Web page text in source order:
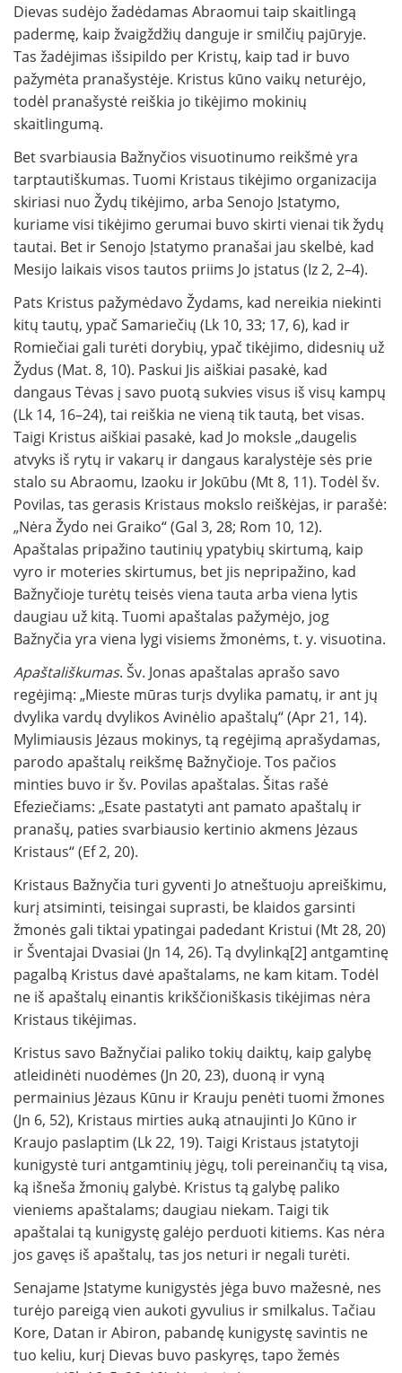
Dievas sudėjo žadėdamas Abraomui taip skaitlingą
padermę, kaip žvaigždžių danguje ir smilčių pajūryje.
Tas žadėjimas išsipildo per Kristų, kaip tad ir buvo
pažymėta pranašystėje. Kristus kūno vaikų neturėjo,
todėl pranašystė reiškia jo tikėjimo mokinių
skaitlingumą.
Bet svarbiausia Bažnyčios visuotinumo reikšmė yra
tarptautiškumas. Tuomi Kristaus tikėjimo organizacija
skiriasi nuo Žydų tikėjimo, arba Senojo Įstatymo,
kuriame visi tikėjimo gerumai buvo skirti vienai tik žydų
tautai. Bet ir Senojo Įstatymo pranašai jau skelbė, kad
Mesijo laikais visos tautos priims Jo įstatus (Iz 2, 2–4).
Pats Kristus pažymėdavo Žydams, kad nereikia niekinti
kitų tautų, ypač Samariečių (Lk 10, 33; 17, 6), kad ir
Romiečiai gali turėti dorybių, ypač tikėjimo, didesnių už
Žydus (Mat. 8, 10). Paskui Jis aiškiai pasakė, kad
dangaus Tėvas į savo puotą sukvies visus iš visų kampų
(Lk 14, 16–24), tai reiškia ne vieną tik tautą, bet visas.
Taigi Kristus aiškiai pasakė, kad Jo moksle „daugelis
atvyks iš rytų ir vakarų ir dangaus karalystėje sės prie
stalo su Abraomu, Izaoku ir Jokūbu (Mt 8, 11). Todėl šv.
Povilas, tas gerasis Kristaus mokslo reiškėjas, ir parašė:
„Nėra Žydo nei Graiko“ (Gal 3, 28; Rom 10, 12).
Apaštalas pripažino tautinių ypatybių skirtumą, kaip
vyro ir moteries skirtumus, bet jis nepripažino, kad
Bažnyčioje turėtų teisės viena tauta arba viena lytis
daugiau už kitą. Tuomi apaštalas pažymėjo, jog
Bažnyčia yra viena lygi visiems žmonėms, t. y. visuotina.
Apaštališkumas. Šv. Jonas apaštalas aprašo savo
regėjimą: „Mieste mūras turįs dvylika pamatų, ir ant jų
dvylika vardų dvylikos Avinėlio apaštalų“ (Apr 21, 14).
Mylimiausis Jėzaus mokinys, tą regėjimą aprašydamas,
parodo apaštalų reikšmę Bažnyčioje. Tos pačios
minties buvo ir šv. Povilas apaštalas. Šitas rašė
Efeziečiams: „Esate pastatyti ant pamato apaštalų ir
pranašų, paties svarbiausio kertinio akmens Jėzaus
Kristaus“ (Ef 2, 20).
Kristaus Bažnyčia turi gyventi Jo atneštuoju apreiškimu,
kurį atsiminti, teisingai suprasti, be klaidos garsinti
žmonės gali tiktai ypatingai padedant Kristui (Mt 28, 20)
ir Šventajai Dvasiai (Jn 14, 26). Tą dvylinką[2] antgamtinę
pagalbą Kristus davė apaštalams, ne kam kitam. Todėl
ne iš apaštalų einantis krikščioniškasis tikėjimas nėra
Kristaus tikėjimas.
Kristus savo Bažnyčiai paliko tokių daiktų, kaip galybę
atleidinėti nuodėmes (Jn 20, 23), duoną ir vyną
permainius Jėzaus Kūnu ir Krauju penėti tuomi žmones
(Jn 6, 52), Kristaus mirties auką atnaujinti Jo Kūno ir
Kraujo paslaptim (Lk 22, 19). Taigi Kristaus įstatytoji
kunigystė turi antgamtinių jėgų, toli pereinančių tą visa,
ką išneša žmonių galybė. Kristus tą galybę paliko
vieniems apaštalams; daugiau niekam. Taigi tik
apaštalai tą kunigystę galėjo perduoti kitiems. Kas nėra
jos gavęs iš apaštalų, tas jos neturi ir negali turėti.
Senajame Įstatyme kunigystės jėga buvo mažesnė, nes
turėjo pareigą vien aukoti gyvulius ir smilkalus. Tačiau
Kore, Datan ir Abiron, pabandę kunigystę savintis ne
tuo keliu, kurį Dievas buvo paskyręs, tapo žemės